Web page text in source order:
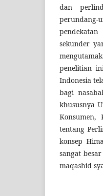
dan
perundang-
sekunder
penelitian
Indonesia
bagi
khususnya
Konsumen,
tentang
konsep
sangat
maqashid